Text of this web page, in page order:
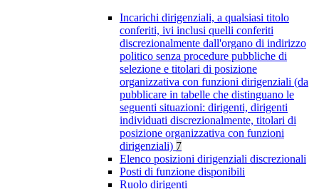
Incarichi dirigenziali, a qualsiasi titolo
conferiti, ivi inclusi quelli conferiti
discrezionalmente dall'organo di indirizzo
politico senza procedure pubbliche di
selezione e titolari di posizione
organizzativa con funzioni dirigenziali (da
pubblicare in tabelle che distinguano le
seguenti situazioni: dirigenti, dirigenti
individuati discrezionalmente, titolari di
posizione organizzativa con funzioni
dirigenziali) 7
Elenco posizioni dirigenziali discrezionali
Posti di funzione disponibili
Ruolo dirigenti